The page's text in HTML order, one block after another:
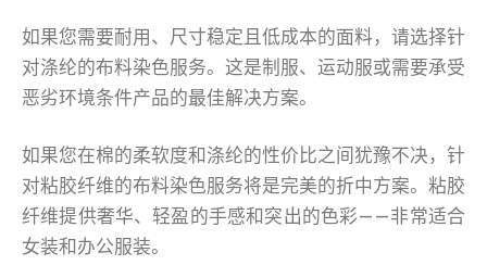
如果您需要耐用、尺寸稳定且低成本的面料，请选择针
对涤纶的布料染色服务。这是制服、运动服或需要承受
恶劣环境条件产品的最佳解决方案。
如果您在棉的柔软度和涤纶的性价比之间犹豫不决，针
对粘胶纤维的布料染色服务将是完美的折中方案。粘胶
纤维提供奢华、轻盈的手感和突出的色彩——非常适合
女装和办公服装。